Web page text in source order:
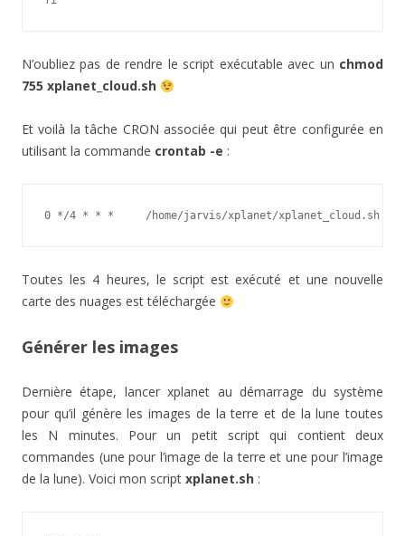
N’oubliez pas de rendre le script exécutable avec un chmod
755 xplanet_cloud.sh
Et voilà la tâche CRON associée qui peut être configurée en
utilisant la commande crontab -e :
0 */4 * * *     /home/jarvis/xplanet/xplanet_cloud.sh
Toutes les 4 heures, le script est exécuté et une nouvelle
carte des nuages est téléchargée
Générer les images
Dernière étape, lancer xplanet au démarrage du système
pour qu’il génère les images de la terre et de la lune toutes
les N minutes. Pour un petit script qui contient deux
commandes (une pour l’image de la terre et une pour l’image
de la lune). Voici mon script xplanet.sh :